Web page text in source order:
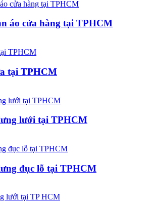
áo cửa hàng tại TPHCM
tại TPHCM
lưới tại TPHCM
đục lỗ tại TPHCM